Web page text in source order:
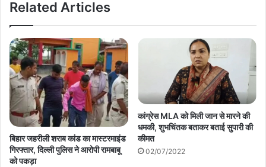
Related Articles
बिहार जहरीली शराब कांड का मास्टरमाइंड
गिरफ्तार, दिल्ली पुलिस ने आरोपी रामबाबू
को पकड़ा
कांग्रेस MLA को मिली जान से मारने की
धमकी, शुभचिंतक बताकर बताई सुपारी की
कीमत
02/07/2022